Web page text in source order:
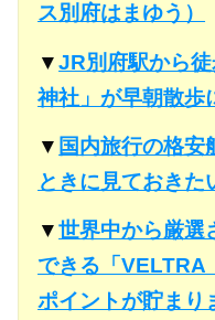
ス別府はまゆう）
▼JR別府駅から
神社」が早朝散歩
▼ 国内旅行の格安
ときに見ておきた
▼世界中から厳選
できる「VELTRA
ポイントが貯まり